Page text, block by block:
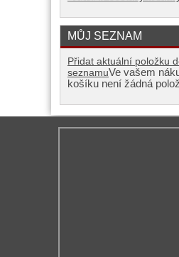
MŮJ SEZNAM
Přidat aktuální položku
seznamuVe vašem
košíku není žádná